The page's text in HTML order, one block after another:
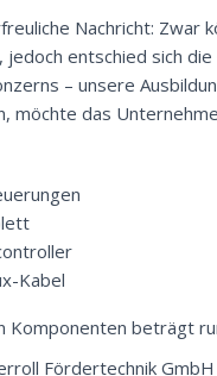
Nachricht:
entschied sich
– unsere
möchte das
Kabel
beträgt
Fördertechnik